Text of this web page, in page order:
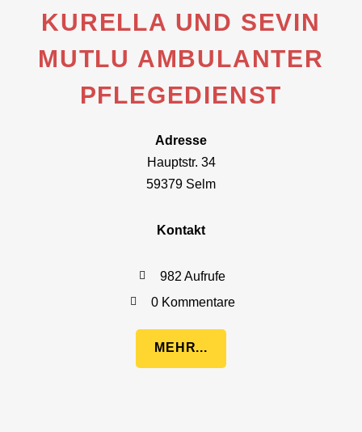
KURELLA UND SEVIN
MUTLU AMBULANTER
PFLEGEDIENST
Adresse
Hauptstr. 34
59379 Selm
Kontakt
982 Aufrufe
0 Kommentare
MEHR...